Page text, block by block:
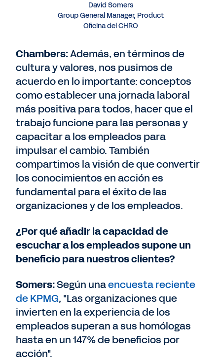
David Somers
Group General Manager, Product
Oficina del CHRO
Chambers:Además, en términos de
cultura y valores, nos pusimos de
acuerdo en lo importante: conceptos
como establecer una jornada laboral
más positiva para todos, hacer que el
trabajo funcione para las personas y
capacitar a los empleados para
impulsar el cambio. También
compartimos la visión de que convertir
los conocimientos en acción es
fundamental para el éxito de las
organizaciones y de los empleados.
¿Por qué añadir la capacidad de
escuchar a los empleados supone un
beneficio para nuestros clientes?
Somers:Según unaencuesta reciente
de KPMG, "Las organizaciones que
invierten en la experiencia de los
empleados superan a sus homólogas
hasta en un 147% de beneficios por
acción".